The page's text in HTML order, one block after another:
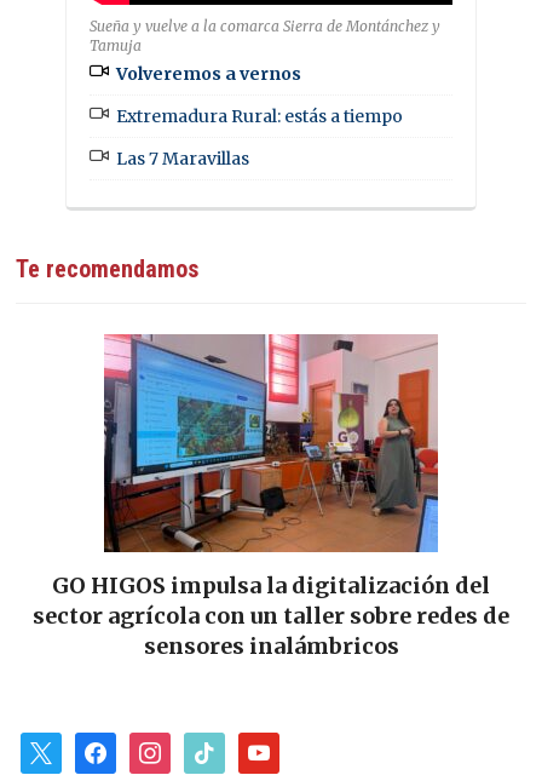
Sueña y vuelve a la comarca Sierra de Montánchez y
Tamuja
Volveremos a vernos
Extremadura Rural: estás a tiempo
Las 7 Maravillas
Te recomendamos
GO HIGOS impulsa la digitalización del
sector agrícola con un taller sobre redes de
sensores inalámbricos
facebookinstagram
tiktok youtube